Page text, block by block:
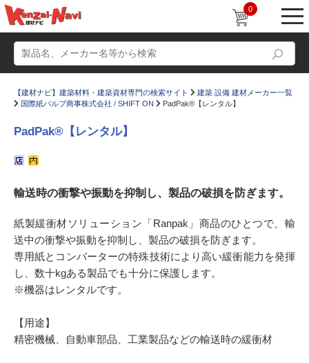
0
かたなび コラム
すまいリング 設計士インタビュー
Q＆A 販売・施工代理店募集
お気に入り
【建材ナビ】建築材料・建築資材専門の検索サイト
建築 設備 建材メーカー一覧
国際紙パルプ商事株式会社 / SHIFT ON
PadPak®【レンタル】
PadPak®【レンタル】
輸送時の衝撃や振動を抑制し、製品の破損を防ぎます。
紙製緩衝材ソリューション「Ranpak」商品のひとつで、輸
送中の衝撃や振動を抑制し、製品の破損を防ぎます。
専用紙とコンバーターの特殊技術により高い緩衝能力を発揮
し、数十kgある製品でも十分に保護します。
※機器はレンタルです。
【用途】
精密機械、自動車部品、工業製品などの輸送時の緩衝材